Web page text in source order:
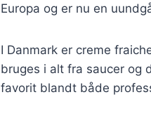
Europa og er nu en
I Danmark er creme
bruges i alt fra saucer og
favorit blandt både